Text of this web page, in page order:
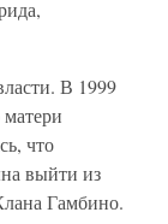
В 1999
что
выйти из
Гамбино.